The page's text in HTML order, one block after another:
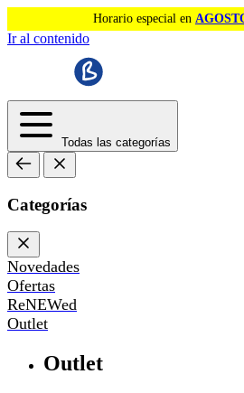
Horario especial en
Ir al contenido
Todas las categorías
Categorías
Novedades
Ofertas
ReNEWed
Outlet
Outlet